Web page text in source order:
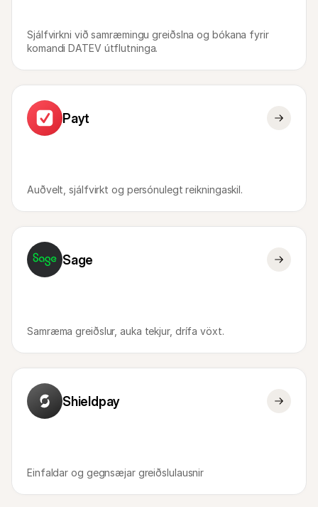
Sjálfvirkni við samræmingu greiðslna og bókana fyrir
komandi DATEV útflutninga.
Payt
Auðvelt, sjálfvirkt og persónulegt reikningaskil.
Sage
Samræma greiðslur, auka tekjur, drífa vöxt.
Shieldpay
Einfaldar og gegnsæjar greiðslulausnir